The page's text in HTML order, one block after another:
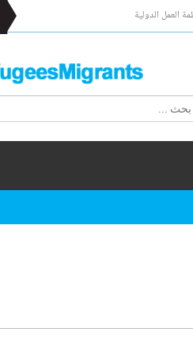
العمل الدولية